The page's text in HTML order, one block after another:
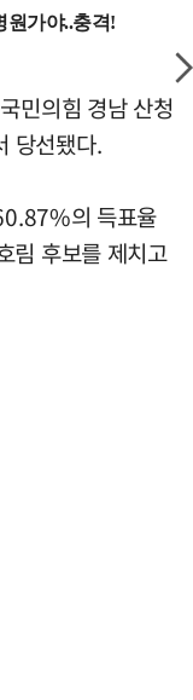
민의힘 경남 산청
당선됐다.
의 득표율
림 후보를 제치고